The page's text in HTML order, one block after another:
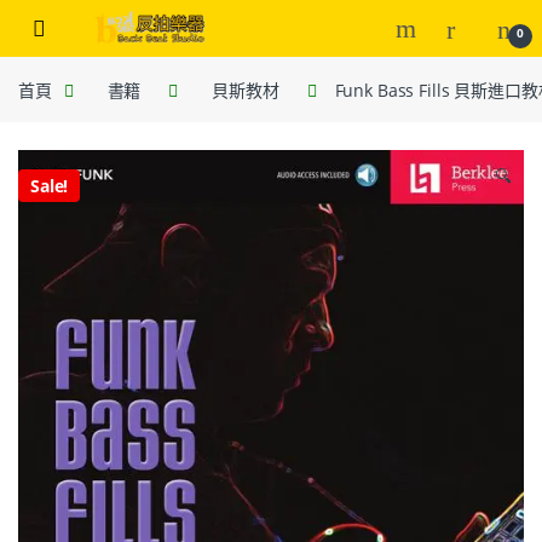
0
首頁 書籍 貝斯教材 Funk Bass Fills 貝斯進口教
Sale! 🔍